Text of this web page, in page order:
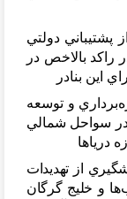
پشتيباني دولتي
راكد بالاخص در
اين بنادر
برداري و توسعه
سواحل شمالي
درياها
از تهديدات
ها و خليج گرگان